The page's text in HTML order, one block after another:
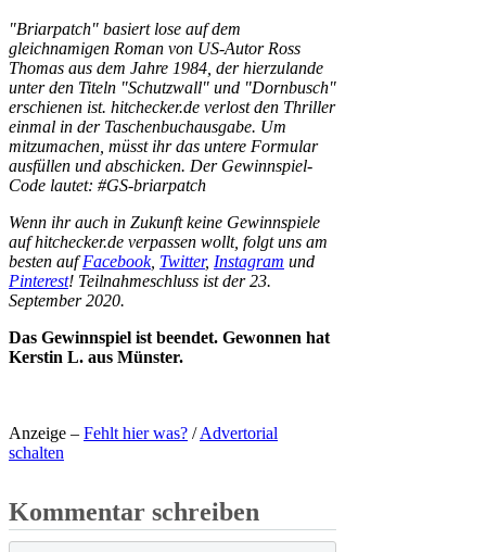
"Briarpatch" basiert lose auf dem
gleichnamigen Roman von US-Autor Ross
Thomas aus dem Jahre 1984, der hierzulande
unter den Titeln "Schutzwall" und "Dornbusch"
erschienen ist. hitchecker.de verlost den Thriller
einmal in der Taschenbuchausgabe. Um
mitzumachen, müsst ihr das untere Formular
ausfüllen und abschicken. Der Gewinnspiel-
Code lautet: #GS-briarpatch
Wenn ihr auch in Zukunft keine Gewinnspiele
auf hitchecker.de verpassen wollt, folgt uns am
besten aufFacebook, Twitter, Instagram und
Pinterest! Teilnahmeschluss ist der 23.
September 2020.
Das Gewinnspiel ist beendet. Gewonnen hat
Kerstin L. aus Münster.
Anzeige – Fehlt hier was? /Advertorial
schalten
Kommentar schreiben